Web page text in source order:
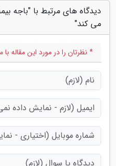
دیدگاه های مرتبط با "باجه
می کند"
* نظرتان را در مورد این مقاله با